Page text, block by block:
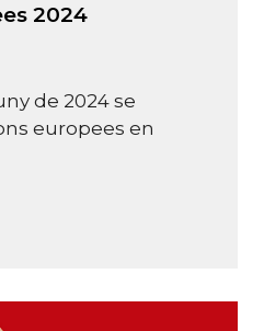
2024
de 2024 se
europees en